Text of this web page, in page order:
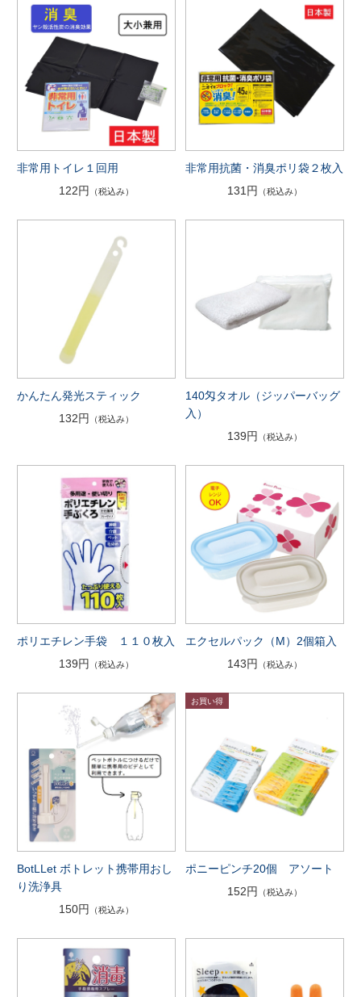
非常用トイレ１回用
122円
（税込み）
非常用抗菌・消臭ポリ袋２枚入
131円
（税込み）
かんたん発光スティック
132円
（税込み）
140匁タオル（ジッパーバッグ
入）
139円
（税込み）
ポリエチレン手袋 １１０枚入
139円
（税込み）
エクセルパック（M）2個箱入
143円
（税込み）
BotLLet ボトレット携帯用おし
り洗浄具
150円
（税込み）
ポニーピンチ20個 アソート
152円
（税込み）